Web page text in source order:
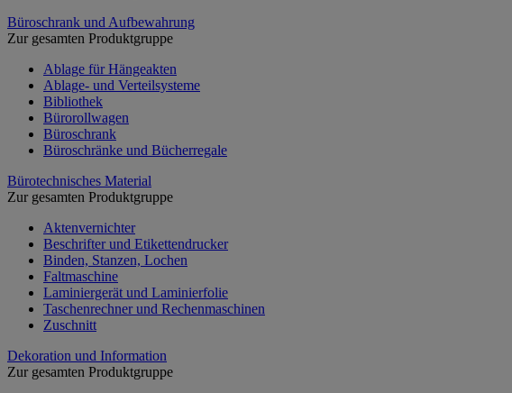
Büroschrank und Aufbewahrung
Zur gesamten Produktgruppe
Ablage für Hängeakten
Ablage- und Verteilsysteme
Bibliothek
Bürorollwagen
Büroschrank
Büroschränke und Bücherregale
Bürotechnisches Material
Zur gesamten Produktgruppe
Aktenvernichter
Beschrifter und Etikettendrucker
Binden, Stanzen, Lochen
Faltmaschine
Laminiergerät und Laminierfolie
Taschenrechner und Rechenmaschinen
Zuschnitt
Dekoration und Information
Zur gesamten Produktgruppe